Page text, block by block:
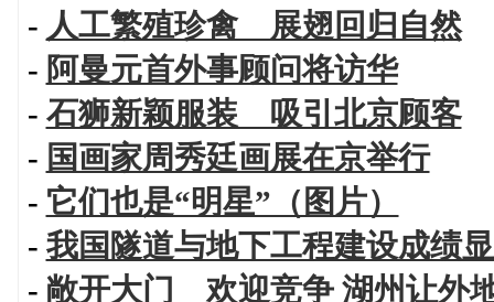
- 人工繁殖珍禽 展翅回归自然
- 阿曼元首外事顾问将访华
- 石狮新颖服装 吸引北京顾客
- 国画家周秀廷画展在京举行
- 它们也是“明星”（图片）
- 我国隧道与地下工程建设成绩
- 敞开大门 欢迎竞争 湖州让外